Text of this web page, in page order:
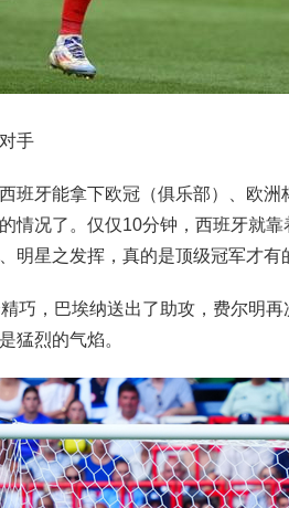
手
班牙能拿下欧冠（俱乐部）、欧
情况了。仅仅10分钟，西班牙就
明星之发挥，真的是顶级冠军才有
巧，巴埃纳送出了助攻，费尔明
猛烈的气焰。